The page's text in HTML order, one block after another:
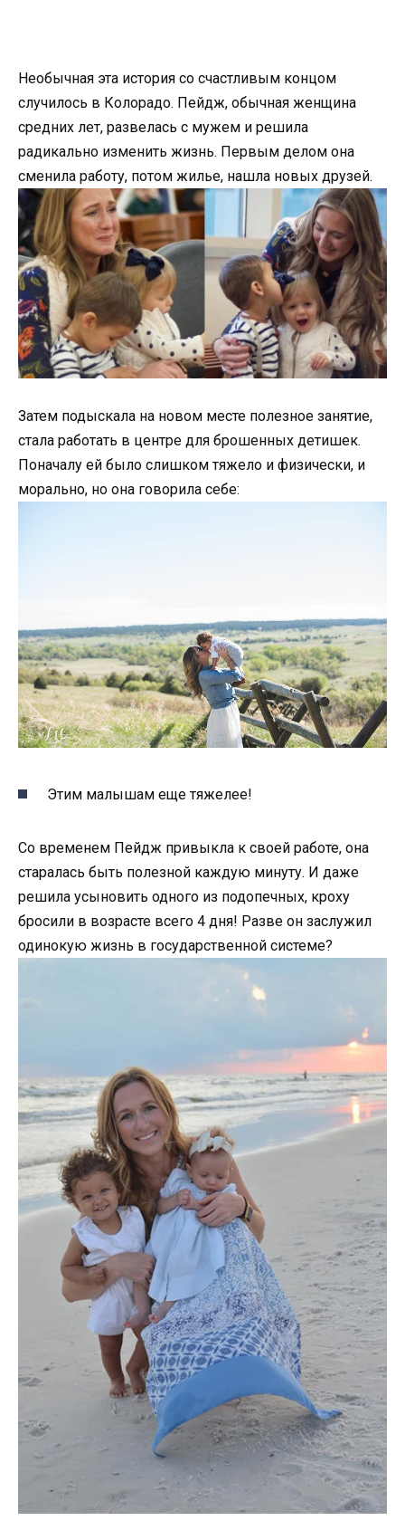
Необычная эта история со счастливым концом
случилось в Колорадо. Пейдж, обычная женщина
средних лет, развелась с мужем и решила
радикально изменить жизнь. Первым делом она
сменила работу, потом жилье, нашла новых друзей.
Затем подыскала на новом месте полезное занятие,
стала работать в центре для брошенных детишек.
Поначалу ей было слишком тяжело и физически, и
морально, но она говорила себе:
Этим малышам еще тяжелее!
Со временем Пейдж привыкла к своей работе, она
старалась быть полезной каждую минуту. И даже
решила усыновить одного из подопечных, кроху
бросили в возрасте всего 4 дня! Разве он заслужил
одинокую жизнь в государственной системе?